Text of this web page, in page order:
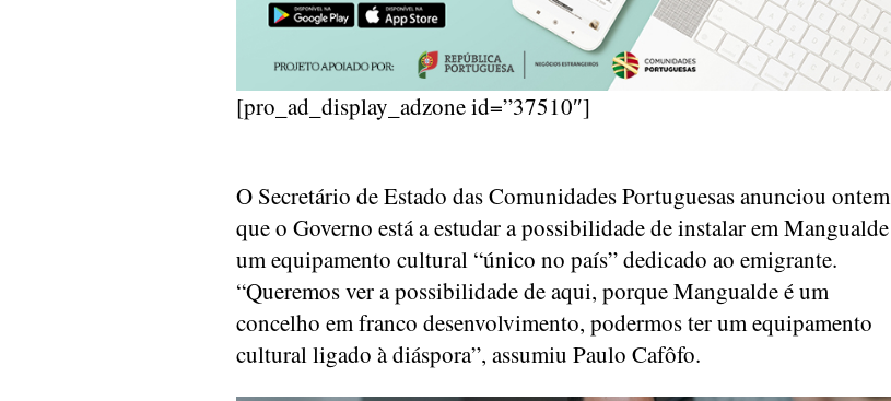
[pro_ad_display_adzone id=”37510″]
O Secretário de Estado das Comunidades Portuguesas anunciou ontem
que o Governo está a estudar a possibilidade de instalar em Mangualde
um equipamento cultural “único no país” dedicado ao emigrante.
“Queremos ver a possibilidade de aqui, porque Mangualde é um
concelho em franco desenvolvimento, podermos ter um equipamento
cultural ligado à diáspora”, assumiu Paulo Cafôfo.